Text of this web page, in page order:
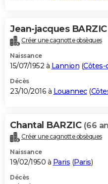
Jean-jacques BARZIC
Créer une cagnotte obsèques
Naissance
15/07/1952 à Lannion (Côtes-
Décès
23/10/2016 à Louannec(
Chantal BARZIC (66
Créer une cagnotte obsèques
Naissance
19/02/1950 à Paris (Paris)
Décès